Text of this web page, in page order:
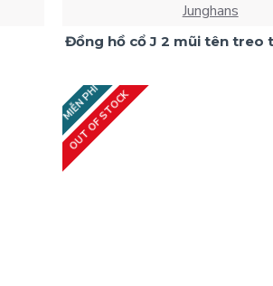
Junghans
Đồng hồ cổ J 2 mũi tên treo
MIỄN PHÍ
OUT OF STOCK